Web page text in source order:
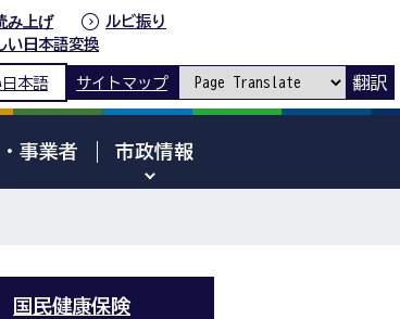
み上げ
ルビ振り
い日本語変換
本語 サイトマップ 翻訳
事業者 市政情報
国民健康保険